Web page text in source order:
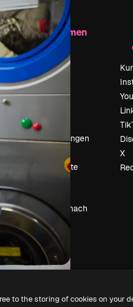
Unternehmen
Preise
Über uns
Reviews
Karriere
Blog
Veranstaltungen
Deine Inhalte
Pressesaal
Suchst du nach
magnific.ai
X
to the storing of cookies on your